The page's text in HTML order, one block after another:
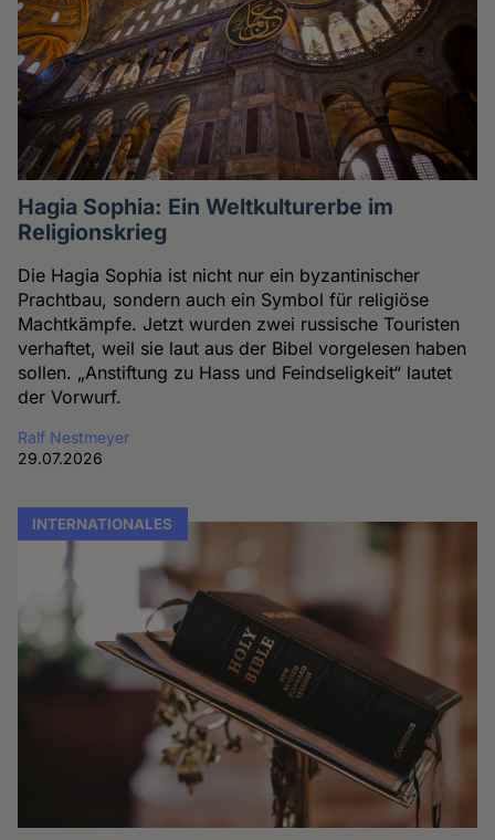
Hagia Sophia: Ein Weltkulturerbe im
Religionskrieg
Die Hagia Sophia ist nicht nur ein byzantinischer
Prachtbau, sondern auch ein Symbol für religiöse
Machtkämpfe. Jetzt wurden zwei russische Touristen
verhaftet, weil sie laut aus der Bibel vorgelesen haben
sollen. „Anstiftung zu Hass und Feindseligkeit“ lautet
der Vorwurf.
Ralf Nestmeyer
29.07.2026
INTERNATIONALES